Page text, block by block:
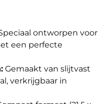
ontworpen voor
een perfecte
Gemaakt van slijtvast
verkrijgbaar in